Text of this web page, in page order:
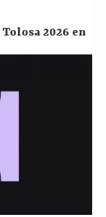
2026 en